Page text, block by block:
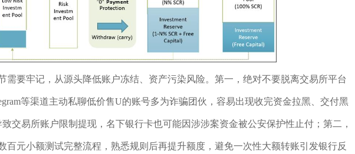
需要牢记，从源头降低账户冻结、资产污染风险。第一，绝对不要脱离交易所平台
等渠道主动私聊低价售U的账号多为诈骗团伙，容易出现收完资金拉黑、交付黑
交易所账户限制提现，名下银行卡也可能因涉涉案资金被公安保护性止付；第二，
百元小额测试完整流程，熟悉规则后再提升额度，避免一次性大额转账引发银行反